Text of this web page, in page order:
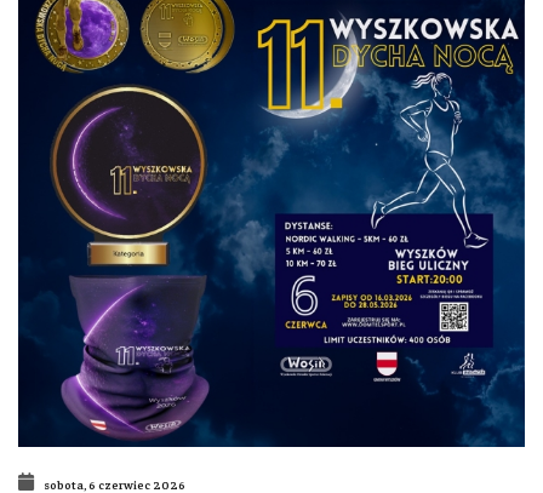
sobota, 6 czerwiec 2026